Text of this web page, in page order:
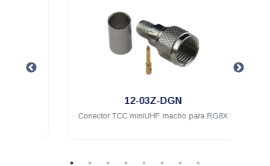
12-03Z-DGN
Conector TCC miniUHF macho para RG8X